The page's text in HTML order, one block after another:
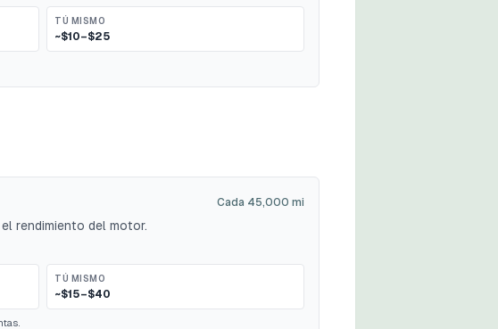
TÚ MISMO
~$10–$25
Cada 45,000 mi
rendimiento del motor.
TÚ MISMO
~$15–$40